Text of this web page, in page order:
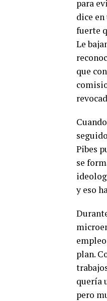
para
dice
fuerte
Le
que
Pibes
se
y eso
plan.
quería
pero